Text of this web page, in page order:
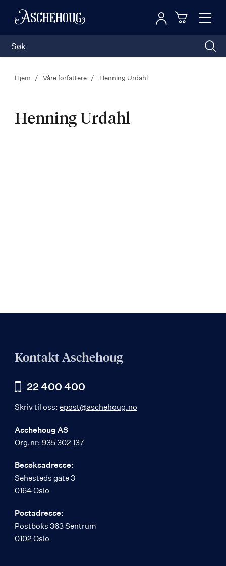
Toggle
Logg inn
Hjem Våre forfattere Henning Urdahl
Henning Urdahl
Kontakt Aschehoug
22 400 400
Skriv til oss: epost@aschehoug.no
Aschehoug AS
Org.nr: 935 302 137
Besøksadresse:
Sehesteds gate 3
0164 Oslo
Postadresse:
Postboks 363 Sentrum
0102 Oslo